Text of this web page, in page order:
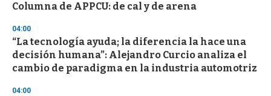
Columna de APPCU: de cal y de arena
04:00
“La tecnología ayuda; la diferencia la hace una
decisión humana”: Alejandro Curcio analiza el
cambio de paradigma en la industria automotriz
04:00